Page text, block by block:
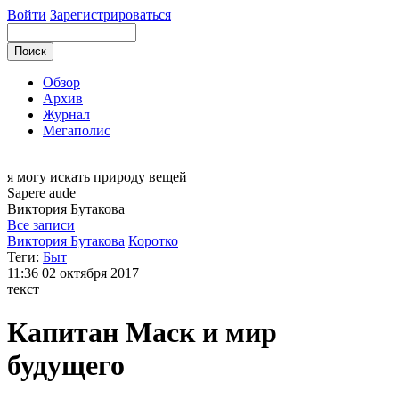
Войти Зарегистрироваться
Обзор
Архив
Журнал
Мегаполис
я могу искать природу вещей
Sapere aude
Виктория Бутакова
Все записи
Виктория Бутакова Коротко
Теги: Быт
11:36 02 октября 2017
текст
Капитан Маск и мир
будущего